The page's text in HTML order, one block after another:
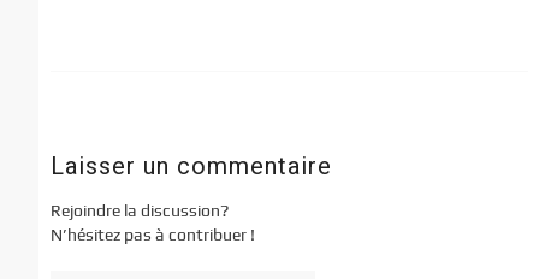
Laisser un commentaire
Rejoindre la discussion?
N’hésitez pas à contribuer !